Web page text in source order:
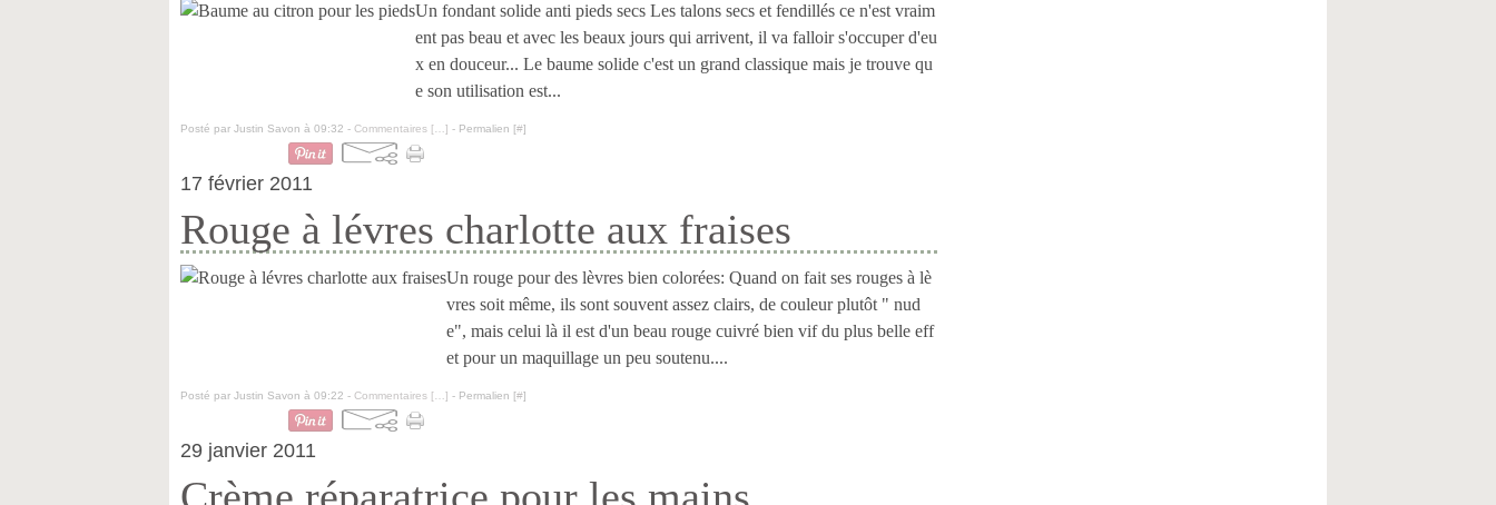
Un fondant solide anti pieds secs Les talons secs et fendillés ce n'est vraim
ent pas beau et avec les beaux jours qui arrivent, il va falloir s'occuper d'eu
x en douceur... Le baume solide c'est un grand classique mais je trouve qu
e son utilisation est...
Posté par Justin Savon à 09:32 - Commentaires [ ] - Permalien [#]
17 février 2011
Rouge à lévres charlotte aux fraises
Un rouge pour des lèvres bien colorées: Quand on fait ses rouges à lè
vres soit même, ils sont souvent assez clairs, de couleur plutôt " nud
e", mais celui là il est d'un beau rouge cuivré bien vif du plus belle eff
et pour un maquillage un peu soutenu....
Posté par Justin Savon à 09:22 - Commentaires [ ] - Permalien [#]
29 janvier 2011